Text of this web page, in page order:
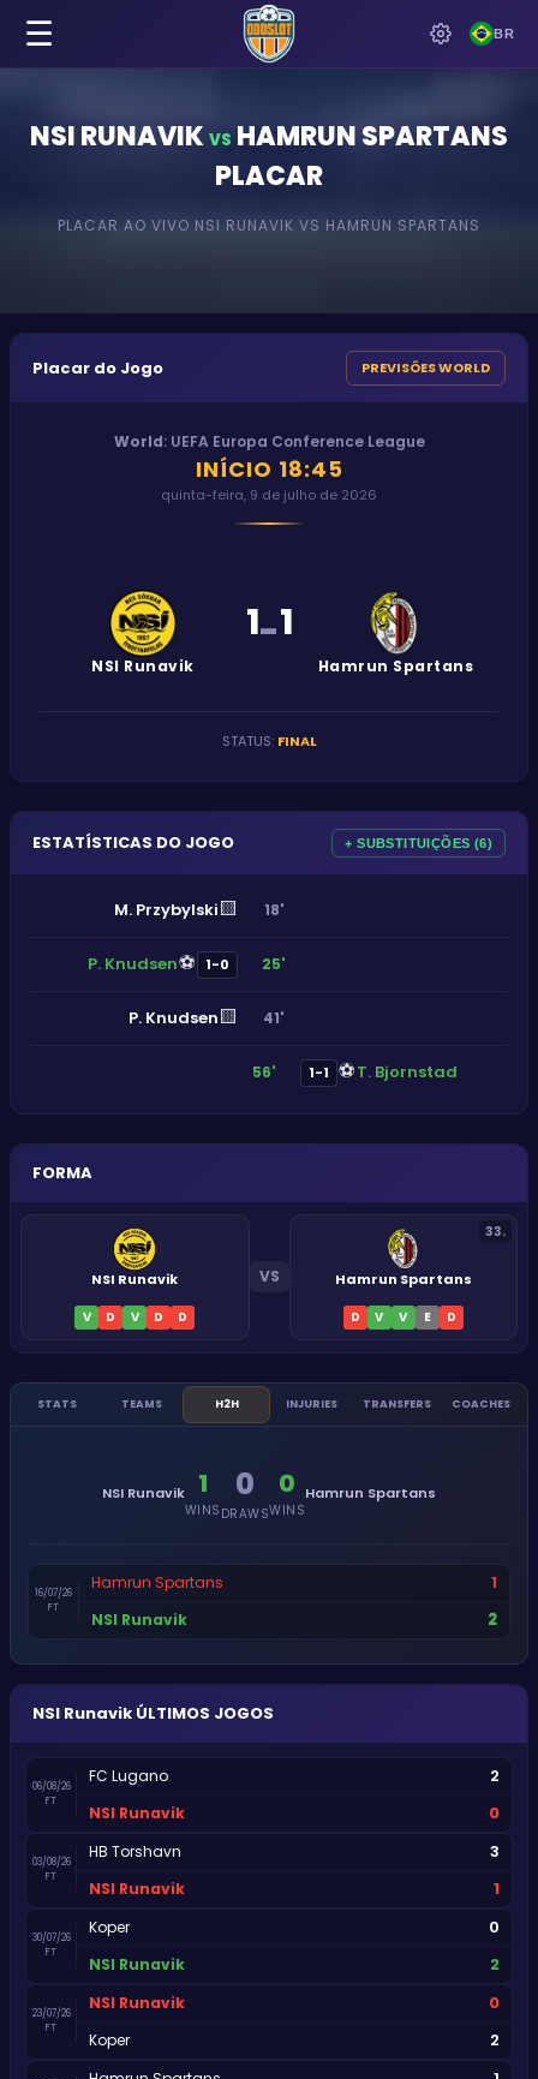
BR
☰
NSI RUNAVIK VS HAMRUN SPARTANS
PLACAR
PLACAR AO VIVO NSI RUNAVIK VS HAMRUN SPARTANS
Placar do Jogo PREVISÕES WORLD
World: UEFA Europa Conference League
INÍCIO 18:45
quinta-feira, 9 de julho de 2026
NSI Runavik
1-1
Hamrun Spartans
STATUS: FINAL
ESTATÍSTICAS DO JOGO + SUBSTITUIÇÕES (6)
M. Przybylski🟨 18'
P. Knudsen⚽ 1-0 25'
P. Knudsen🟨 41'
56' 1-1 ⚽T. Bjornstad
FORMA
NSI Runavik
V D V D D
VS
33.
Hamrun Spartans
D V V E D
STATS TEAMS H2H INJURIES TRANSFERS COACHES
NSI Runavik 1
WINS
0
DRAWS
0
WINS
Hamrun Spartans
16/07/26
FT
Hamrun Spartans 1
NSI Runavik 2
NSI Runavik ÚLTIMOS JOGOS
06/08/26
FT
FC Lugano 2
NSI Runavik 0
03/08/26
FT
HB Torshavn 3
NSI Runavik 1
30/07/26
FT
Koper 0
NSI Runavik 2
23/07/26
FT
NSI Runavik 0
Koper 2